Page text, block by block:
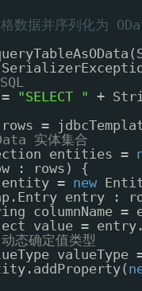
数据并序列化为
"SELECT "
+
rows =
实体集合
entities =
: rows) {
= new
entry :
columnName
value =
态确定值类型
valueType